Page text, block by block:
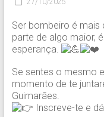
27/10/2025
Ser bombeiro é
parte de algo maior,
esperança.
Se sentes o mesmo
momento de te
Guimarães.
Inscreve-te e